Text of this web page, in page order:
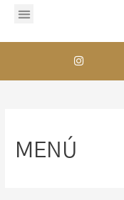
MENÚ